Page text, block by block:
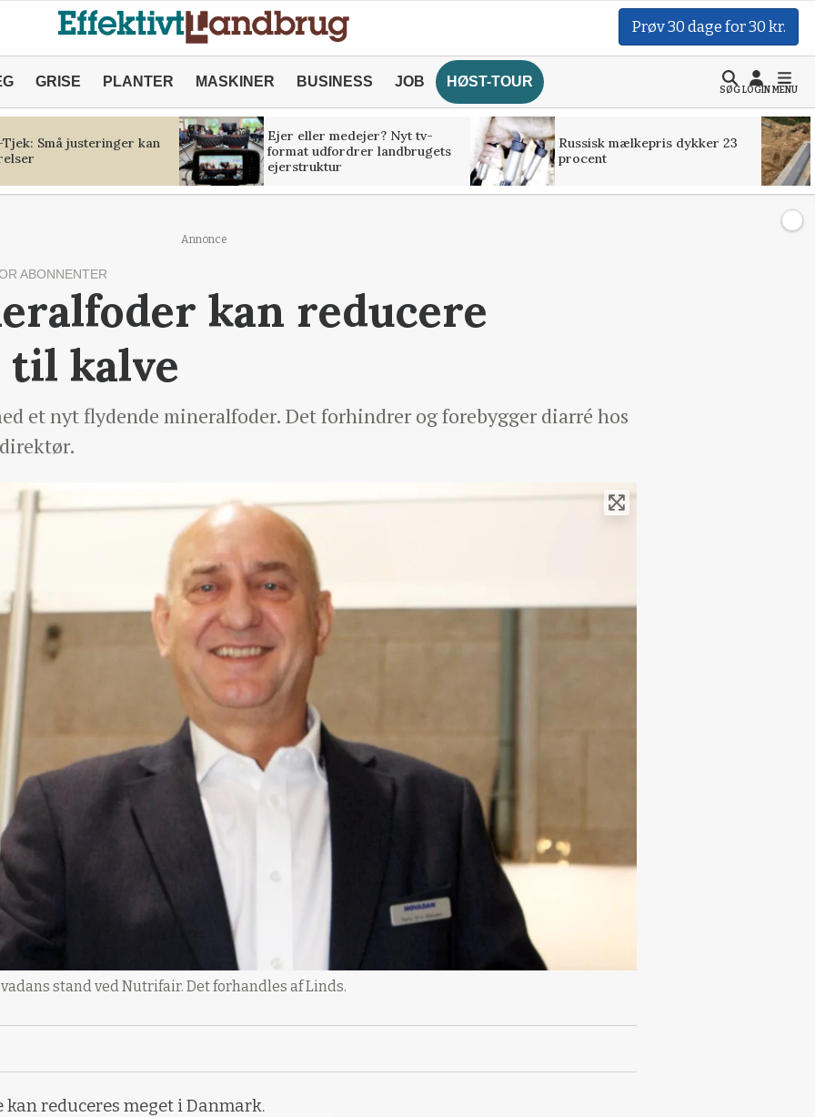
Prøv 30 dage for 30 kr.
GRISE PLANTER MASKINER BUSINESS JOB HØST-TOUR
SØGLOGINMENU
Små justeringer kan
Ejer eller medejer? Nyt tv-
format udfordrer landbrugets
ejerstruktur
Russisk mælkepris dykker 23
procent
Annonce
ABONNENTER
kan reducere
kalve
et nyt flydende mineralfoder. Det forhindrer og forebygger diarré hos
stand ved Nutrifair. Det forhandles af Linds.
reduceres meget i Danmark.